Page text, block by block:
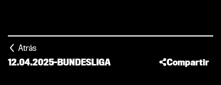
Atrás
12.04.2025-BUNDESLIGA Compartir